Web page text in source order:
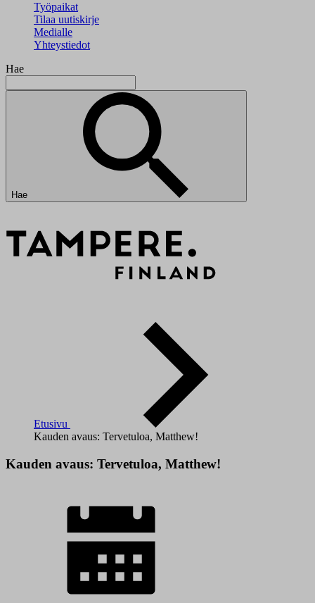
Työpaikat
Tilaa uutiskirje
Medialle
Yhteystiedot
Hae
Hae
Etusivu
Kauden avaus: Tervetuloa, Matthew!
Kauden avaus: Tervetuloa, Matthew!